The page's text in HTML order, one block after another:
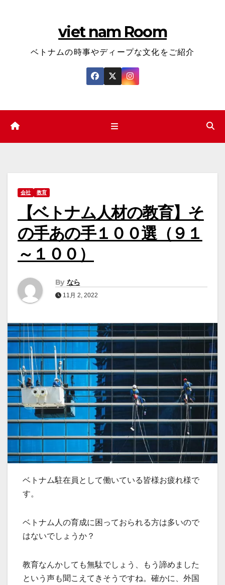
キ
プ
viet nam Room
ベトナムの時事やディープな文化をご紹介
会社 教育
【ベトナム人材の教育】そ
の手あの手１００選（９１
～１００）
By なら
11月 2, 2022
ベトナム駐在員として働いている皆様お疲れ様で
す。
ベトナム人の育成に困っておられる方は多いので
はないでしょうか？
教育なんかしても無駄でしょう、もう諦めました
という声も聞こえてきそうですね。確かに、外国